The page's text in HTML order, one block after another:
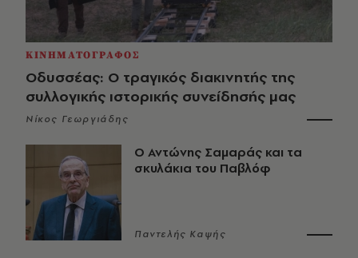
ΚΙΝΗΜΑΤΟΓΡΑΦΟΣ
Οδυσσέας: Ο τραγικός διακινητής της
συλλογικής ιστορικής συνείδησής μας
Νίκος Γεωργιάδης
Ο Αντώνης Σαμαράς και τα
σκυλάκια του Παβλόφ
Παντελής Καψής